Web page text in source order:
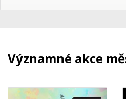
Významné akce